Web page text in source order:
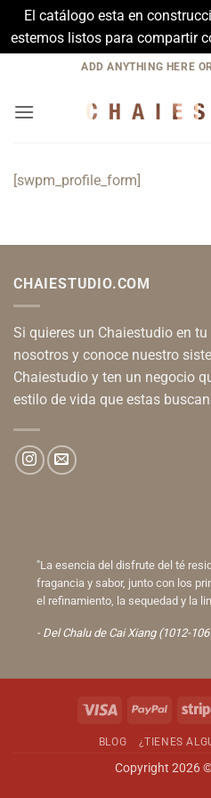
El catálogo esta en
estemos listos para compartir
content
ADD ANYTHING HERE
[swpm_profile_form]
CHAIESTUDIO.COM
Si quieres un Chaiestudio en
nosotros y conoce nuestro
Chaiestudio y ten un negocio
estilo de vida que estas
"La esencia del disfrute del té
fragancia y sabor, junto con los
el refinamiento, la sequedad y la
- Del Chalu de Cai Xiang (1012-
Visa PayPal
BLOG ¿TIENES
Copyright 2026